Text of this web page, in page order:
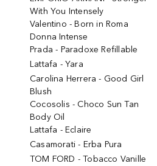
With You Intensely
Valentino - Born in Roma
Donna Intense
Prada - Paradoxe Refillable
Lattafa - Yara
Carolina Herrera - Good Girl
Blush
Cocosolis - Choco Sun Tan
Body Oil
Lattafa - Eclaire
Casamorati - Erba Pura
TOM FORD - Tobacco Vanille